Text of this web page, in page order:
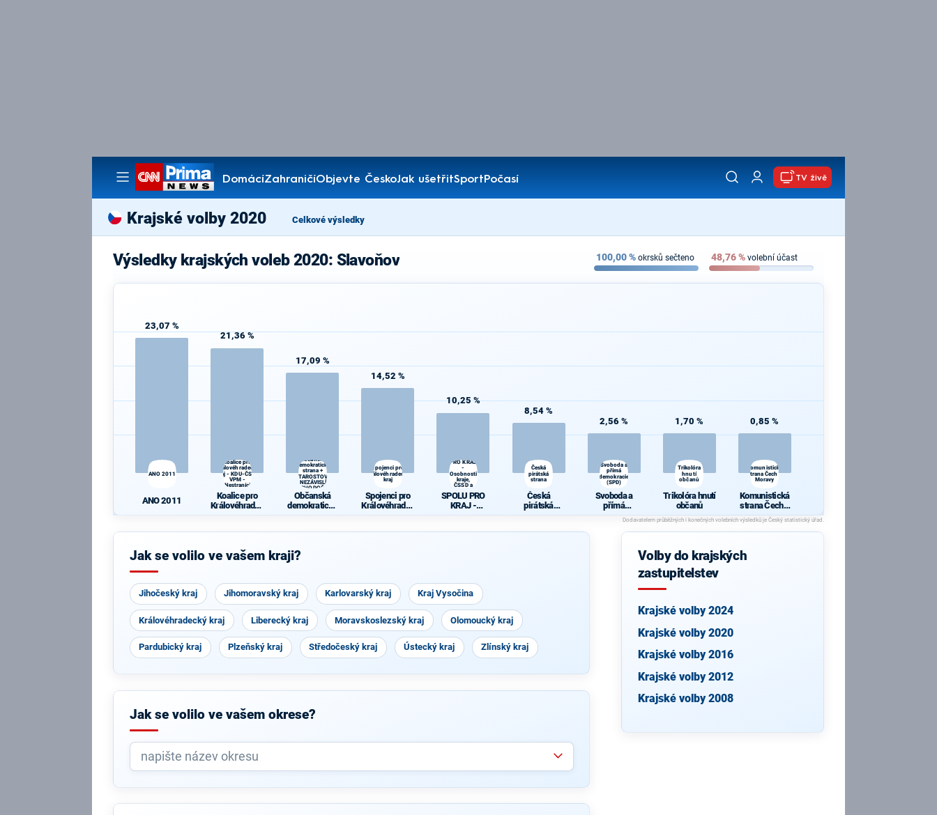
DomácíZahraničíObjevte ČeskoJak ušetřitSportPočasí
Pořady
TV živě
Krajské volby 2020 Celkové výsledky
Výsledky krajských voleb 2020: Slavoňov 100,00% okrsků sečteno 48,76% volební účast
23,07 %
ANO 2011
ANO 2011
21,36 %
Koalice pro
Královéhradecký
kraj - KDU-ČSL -
VPM -
Nestraníci
Koalice pro
Královéhradec
Nestraníci
17,09 %
Občanská
demokratická
strana +
STAROSTOVÉ
A NEZÁVISLÍ a
VÝCHODOČEŠI
Občanská
demokratická
A NEZÁVISLÍ
VÝCHODOČE
14,52 %
Spojenci pro
Královéhradecký
kraj
Spojenci pro
Královéhradec
10,25 %
PRO KRAJ
-
Osobnosti
kraje,
ČSSD a
SPOLU PRO
KRAJ -
Zelení
8,54 %
Česká
pirátská
strana
Česká
pirátská
strana
2,56 %
Svoboda a
přímá
demokracie
(SPD)
Svoboda a
přímá
demokracie
(SPD)
1,70 %
Trikolóra
hnutí
občanů
Trikolóra hnutí
občanů
0,85 %
Komunistická
strana Čech a
Moravy
Komunistická
strana Čech a
Moravy
Jak se volilo ve vašem kraji?
Jihočeský kraj Jihomoravský kraj Karlovarský kraj Kraj Vysočina
Královéhradecký kraj Liberecký kraj Moravskoslezský kraj Olomoucký kraj
Pardubický kraj Plzeňský kraj Středočeský kraj Ústecký kraj Zlínský kraj
Jak se volilo ve vašem okrese?
Volby do krajských
zastupitelstev
Krajské volby 2024
Krajské volby 2020
Krajské volby 2016
Krajské volby 2012
Krajské volby 2008